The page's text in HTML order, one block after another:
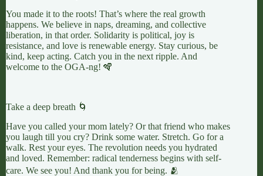
You made it to the roots! That’s where the real growth
happens. We believe in naps, dreaming, and collective
liberation, in that order. Solidarity is political, joy is
resistance, and love is renewable energy. Stay curious, be
kind, keep acting. Catch you in the next ripple. And
welcome to the OGA-ng! 🪇
Take a deep breath 🌀
Have you called your mom lately? Or that friend who makes
you laugh till you cry? Drink some water. Stretch. Go for a
walk. Rest your eyes. The revolution needs you hydrated
and loved. Remember: radical tenderness begins with self-
care. We see you! And thank you for being. 🫂